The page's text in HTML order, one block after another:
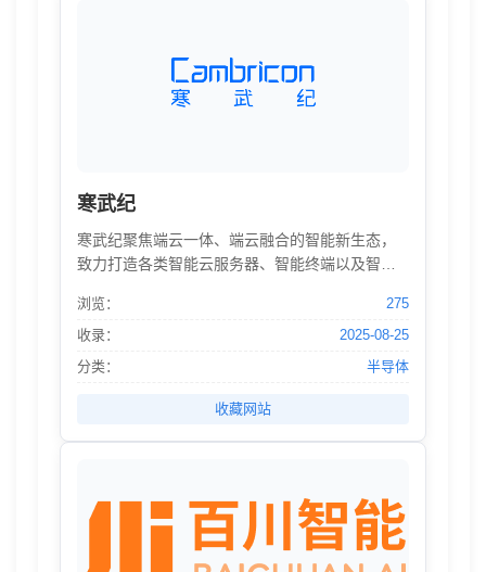
寒武纪
寒武纪聚焦端云一体、端云融合的智能新生态，
致力打造各类智能云服务器、智能终端以及智能
服务人类
浏览：
275
收录：
2025-08-25
分类：
半导体
收藏网站